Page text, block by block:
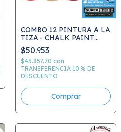
COMBO 12 PINTURA A LA
TIZA - CHALK PAINT
ETERNA 200ml G1 colores
comunes a elecci¢n -
PRECIO COMBO
$50.953
$45.857,70 con
TRANSFERENCIA 10 % DE
DESCUENTO